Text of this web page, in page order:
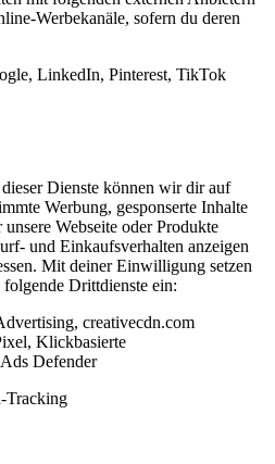
Werbekanäle, sofern du deren
LinkedIn, Pinterest, TikTok
Dienste können wir dir auf
Werbung, gesponserte Inhalte
Webseite oder Produkte
und Einkaufsverhalten anzeigen
Mit deiner Einwilligung setzen
Drittdienste ein:
creativecdn.com
Klickbasierte
Defender
Tracking